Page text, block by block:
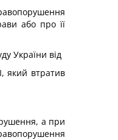
або про її
України від
який втратив
а при